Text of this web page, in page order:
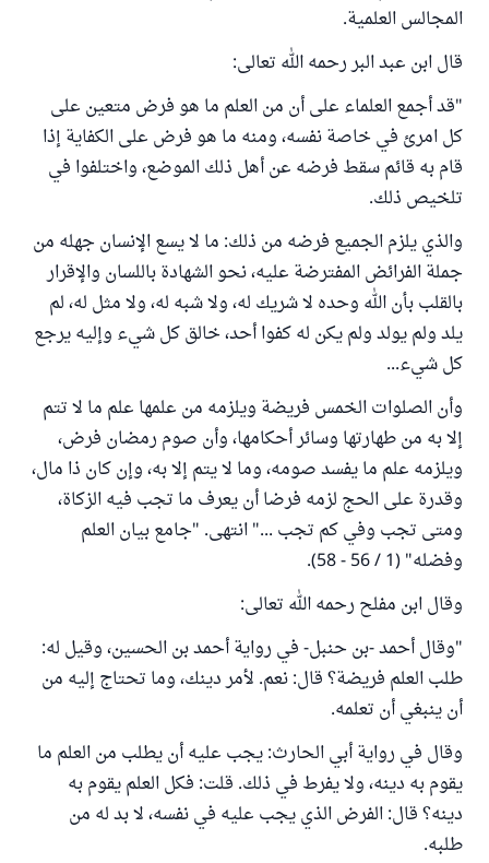
المجالس العلمية.
قال ابن عبد البر رحمه الله تعالى:
"قد أجمع العلماء على أن من العلم ما هو فرض متعين على
كل امرئ في خاصة نفسه، ومنه ما هو فرض على الكفاية إذا
قام به قائم سقط فرضه عن أهل ذلك الموضع، واختلفوا في
تلخيص ذلك.
والذي يلزم الجميع فرضه من ذلك: ما لا يسع الإنسان جهله من
جملة الفرائض المفترضة عليه، نحو الشهادة باللسان والإقرار
بالقلب بأن الله وحده لا شريك له، ولا شبه له، ولا مثل له، لم
يلد ولم يولد ولم يكن له كفوا أحد، خالق كل شيء وإليه يرجع
كل شيء...
وأن الصلوات الخمس فريضة ويلزمه من علمها علم ما لا تتم
إلا به من طهارتها وسائر أحكامها، وأن صوم رمضان فرض،
ويلزمه علم ما يفسد صومه، وما لا يتم إلا به، وإن كان ذا مال،
وقدرة على الحج لزمه فرضا أن يعرف ما تجب فيه الزكاة،
ومتى تجب وفي كم تجب ..." انتهى. "جامع بيان العلم
وفضله" (1 / 56 - 58).
وقال ابن مفلح رحمه الله تعالى:
"وقال أحمد -بن حنبل- في رواية أحمد بن الحسين، وقيل له:
طلب العلم فريضة؟ قال: نعم. لأمر دينك، وما تحتاج إليه من
أن ينبغي أن تعلمه.
وقال في رواية أبي الحارث: يجب عليه أن يطلب من العلم ما
يقوم به دينه، ولا يفرط في ذلك. قلت: فكل العلم يقوم به
دينه؟ قال: الفرض الذي يجب عليه في نفسه، لا بد له من
طلبه.